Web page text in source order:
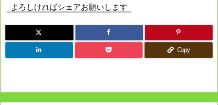
よろしければシェアお願いします
Copy